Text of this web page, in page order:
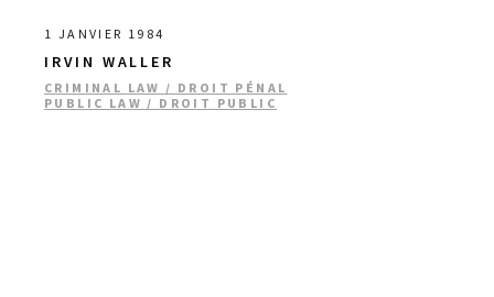
1 JANVIER 1984
IRVIN WALLER
CRIMINAL LAW / DROIT PÉNAL
PUBLIC LAW / DROIT PUBLIC